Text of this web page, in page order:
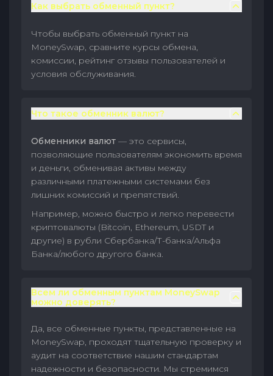
Как выбрать обменный пункт?
Чтобы выбрать обменный пункт на
MoneySwap, сравните курсы обмена,
комиссии, рейтинг отзывы пользователей и
условия обслуживания.
Что такое обменник валют?
Обменники валют — это сервисы,
позволяющие пользователям экономить время
и деньги, обменивая активы между
различными платежными системами без
лишних комиссий и препятствий.
Например, можно быстро и легко перевести
криптовалюты (Bitcoin, Ethereum, USDT и
другие) в рубли Сбербанка/Т-банка/Альфа
Банка/любого другого банка.
Всем ли обменным пунктам MoneySwap
можно доверять?
Да, все обменные пункты, представленные на
MoneySwap, проходят тщательную проверку и
аудит на соответствие нашим стандартам
надежности и безопасности. Мы стремимся